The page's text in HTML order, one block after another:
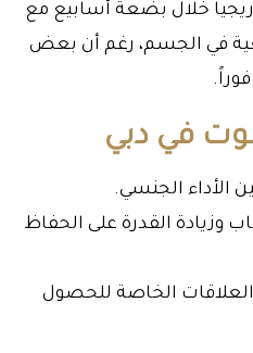
خلال بضعة أسابيع مع
في الجسم، رغم أن بعض
في دبي
الجنسي.
وزيادة القدرة على الحفاظ
الخاصة للحصول